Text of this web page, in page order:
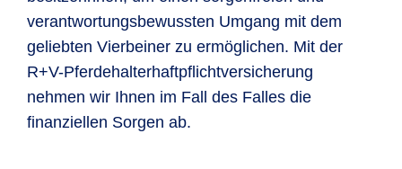
verantwortungsbewussten Umgang mit dem
geliebten Vierbeiner zu ermöglichen. Mit der
R+V-Pferdehalterhaftpflichtversicherung
nehmen wir Ihnen im Fall des Falles die
finanziellen Sorgen ab.